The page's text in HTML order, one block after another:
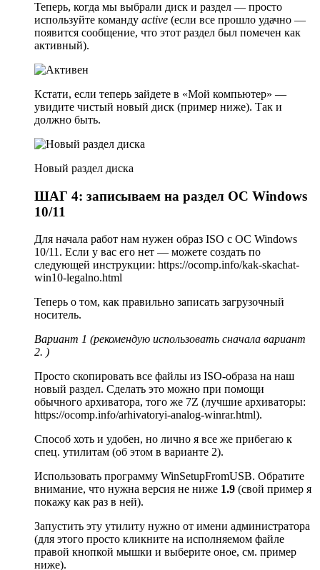
Теперь, когда мы выбрали диск и раздел — просто
используйте команду active (если все прошло удачно —
появится сообщение, что этот раздел был помечен как
активный).
Кстати, если теперь зайдете в «Мой компьютер» —
увидите чистый новый диск (пример ниже). Так и
должно быть.
Новый раздел диска
ШАГ 4: записываем на раздел ОС Windows
10/11
Для начала работ нам нужен образ ISO с ОС Windows
10/11. Если у вас его нет — можете создать по
следующей инструкции: https://ocomp.info/kak-skachat-
win10-legalno.html
Теперь о том, как правильно записать загрузочный
носитель.
Вариант 1 (рекомендую использовать сначала вариант
2. )
Просто скопировать все файлы из ISO-образа на наш
новый раздел. Сделать это можно при помощи
обычного архиватора, того же 7Z (лучшие архиваторы:
https://ocomp.info/arhivatoryi-analog-winrar.html).
Способ хоть и удобен, но лично я все же прибегаю к
спец. утилитам (об этом в варианте 2).
Использовать программу WinSetupFromUSB. Обратите
внимание, что нужна версия не ниже 1.9 (свой пример я
покажу как раз в ней).
Запустить эту утилиту нужно от имени администратора
(для этого просто кликните на исполняемом файле
правой кнопкой мышки и выберите оное, см. пример
ниже).